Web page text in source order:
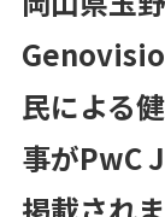
健康経営®サ
健康経営®コ
メンタルスキ
民による
事がPwC